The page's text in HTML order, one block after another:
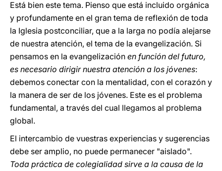
Está bien este tema. Pienso que está incluido orgánica
y profundamente en el gran tema de reflexión de toda
la Iglesia postconciliar, que a la larga no podía alejarse
de nuestra atención, el tema de la evangelización. Si
pensamos en la evangelización en función del futuro,
es necesario dirigir nuestra atención a los jóvenes:
debemos conectar con la mentalidad, con el corazón y
la manera de ser de los jóvenes. Este es el problema
fundamental, a través del cual llegamos al problema
global.
El intercambio de vuestras experiencias y sugerencias
debe ser amplio, no puede permanecer "aislado".
Toda práctica de colegialidad sirve a la causa de la